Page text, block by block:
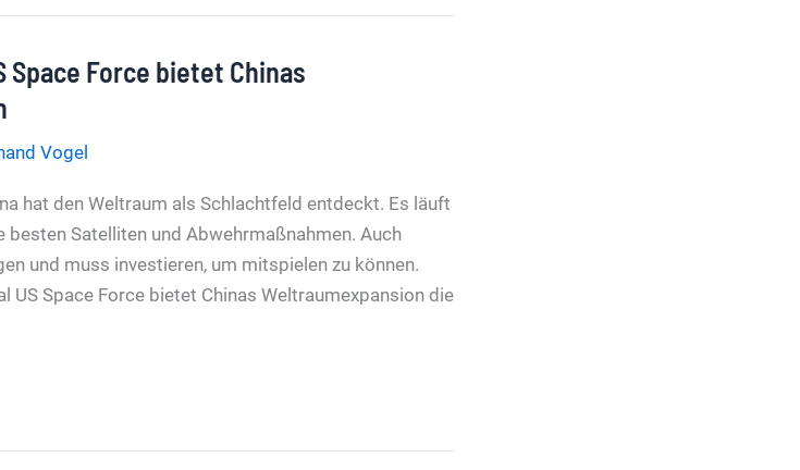
Force bietet Chinas
Vogel
hat den Weltraum als Schlachtfeld entdeckt. Es läuft
Satelliten und Abwehrmaßnahmen. Auch
und muss investieren, um mitspielen zu können.
US Space Force bietet Chinas Weltraumexpansion die